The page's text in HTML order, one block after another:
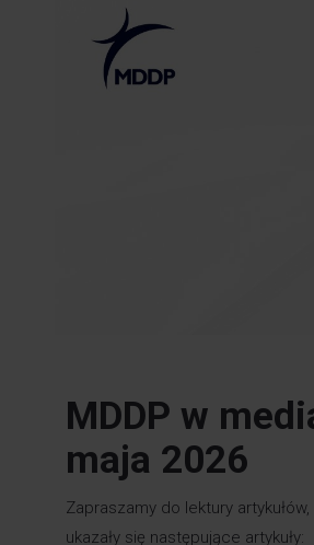
MDDP w
maja 2026
Zapraszamy do lektury
ukazały się następujące artykuły: